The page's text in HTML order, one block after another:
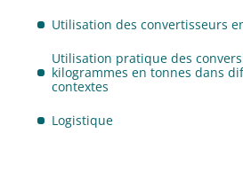
Utilisation des convertisseurs
Utilisation pratique des
kilogrammes en tonnes dans
contextes
Logistique